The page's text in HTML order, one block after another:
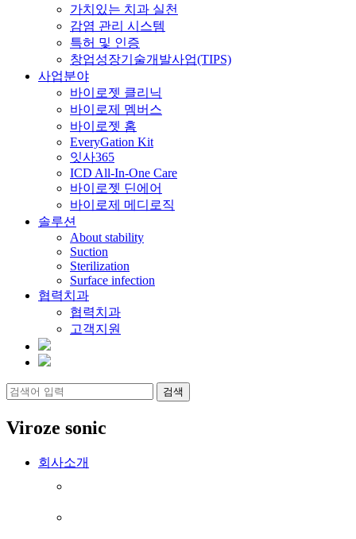
가치있는 치과 실천
감염 관리 시스템
특허 및 인증
창업성장기술개발사업(TIPS)
사업분야
바이로젯 클리닉
바이로제 멤버스
바이로젯 홈
EveryGation Kit
잇사365
ICD All-In-One Care
바이로젯 딘에어
바이로제 메디로직
솔루션
About stability
Suction
Sterilization
Surface infection
협력치과
협력치과
고객지원
Viroze sonic
회사소개